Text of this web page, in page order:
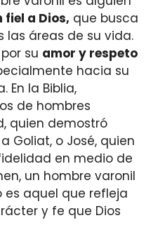
fiel a Dios, que busca
las áreas de su vida.
su amor y respeto
hacia su
En la Biblia,
de hombres
quien demostró
Goliat, o José, quien
en medio de
un hombre varonil
es aquel que refleja
y fe que Dios